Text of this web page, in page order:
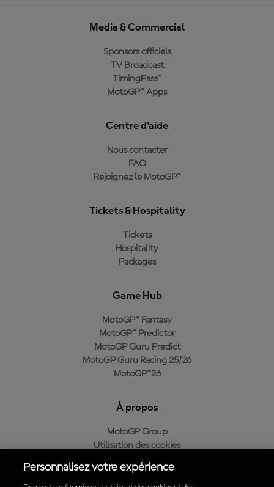
Media & Commercial
Sponsors officiels
TV Broadcast
TimingPass™
MotoGP™ Apps
Centre d'aide
Nous contacter
FAQ
Rejoignez le MotoGP™
Tickets & Hospitality
Tickets
Hospitality
Packages
Game Hub
MotoGP™ Fantasy
MotoGP™ Predictor
MotoGP Guru Predict
MotoGP Guru Racing 25/26
MotoGP™26
À propos
MotoGP Group
Utilisation des cookies
Politique de confidentialité
Personnalisez votre expérience